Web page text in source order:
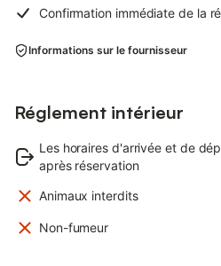
Confirmation immédiate de la
Informations sur le fournisseur
Réglement intérieur
Les horaires d'arrivée et de
après réservation
Animaux interdits
Non-fumeur